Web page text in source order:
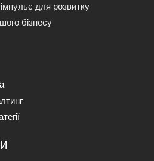
для розвитку
бізнесу